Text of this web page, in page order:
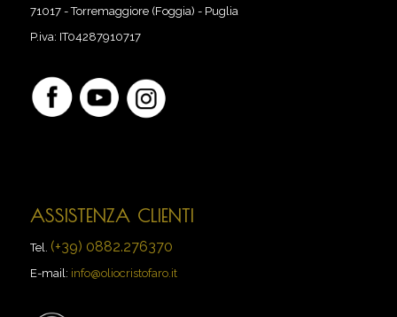
71017-Torremaggiore (Foggia) - Puglia
P.iva: IT04287910717
ASSISTENZA CLIENTI
Tel. (+39) 0882.276370
E-mail: info@oliocristofaro.it